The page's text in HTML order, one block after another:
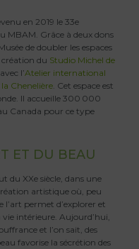
en 2019 le 33e
MBAM. Grâce à deux dons
de doubler les espaces
création du Studio Michel de
l’Atelier international
Chenelière. Cet espace est
Il accueille 300 000
Canada pour ce type
ET DU BEAU
du XXe siècle, dans une
artistique où, peu
permet d’explorer et
vie intérieure. Aujourd’hui,
et l’on sait, des
favorise la sécrétion des